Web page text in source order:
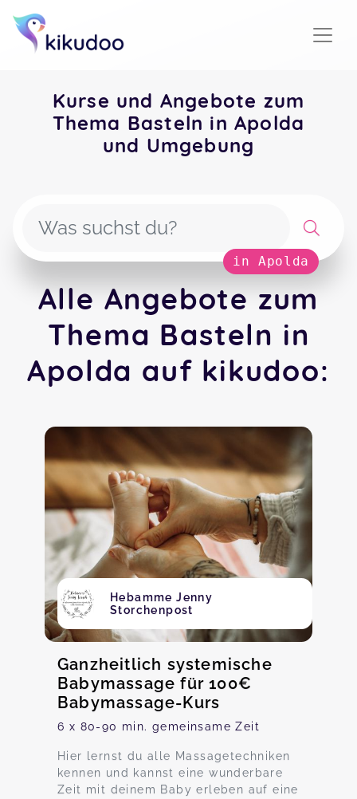
Kurse und Angebote zum
Thema Basteln in Apolda
und Umgebung
in Apolda
Alle Angebote zum
Thema Basteln in
Apolda auf kikudoo:
Hebamme Jenny
Storchenpost
Ganzheitlich systemische
Babymassage für 100€
Babymassage-Kurs
6 x 80-90 min. gemeinsame Zeit
Hier lernst du alle Massagetechniken
kennen und kannst eine wunderbare
Zeit mit deinem Baby erleben auf eine